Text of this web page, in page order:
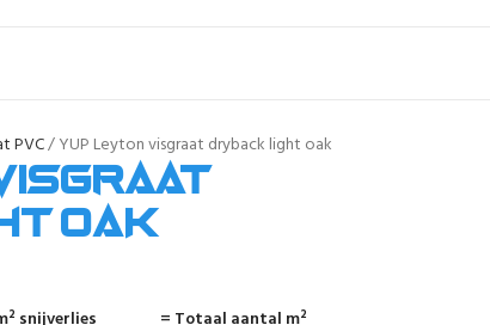
PVC YUP Leyton visgraat dryback light oak
oak
snijverlies
= Totaal aantal m²